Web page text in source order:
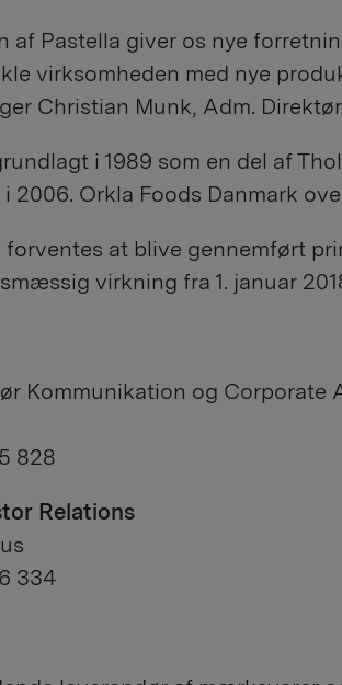
af Pastella giver os nye
virksomheden med nye
Christian Munk, Adm.
i 1989 som en del af
2006. Orkla Foods Danmark
at blive gennemført
virkning fra 1. januar
Kommunikation og Corporate
828
Relations
334